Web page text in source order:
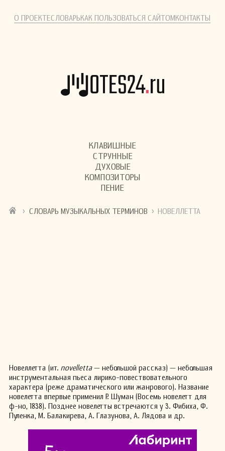
О ПРОЕКТЕСЛОВАРЬКАК ПОЛЬЗОВАТЬСЯ САЙТОМКОНТАКТЫ
КЛАВИШНЫЕ
СТРУННЫЕ
ДУХОВЫЕ
КОМПОЗИТОРЫ
ПЕНИЕ
› СЛОВАРЬ МУЗЫКАЛЬНЫХ ТЕРМИНОВ › НОВЕЛЛЕТТА
Новеллетта (ит. novelletta— небольшой рассказ) — небольшая
инструментальная пьеса лирико-повествовательного
характера (реже драматического или жанрового). Название
новелетта впервые применил Р. Шуман (Восемь новелетт для
ф-но, 1838). Позднее новелетты встречаются у 3. Фибиха, Ф.
Пуленка, М. Балакирева, А. Глазунова, А. Лядова и др.